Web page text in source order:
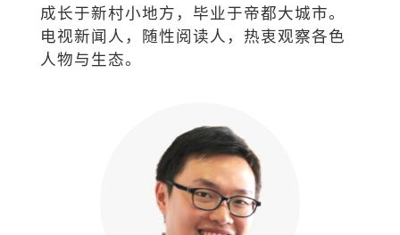
成长于新村小地方，毕业于帝都大城市。
电视新闻人，随性阅读人，热衷观察各色
人物与生态。